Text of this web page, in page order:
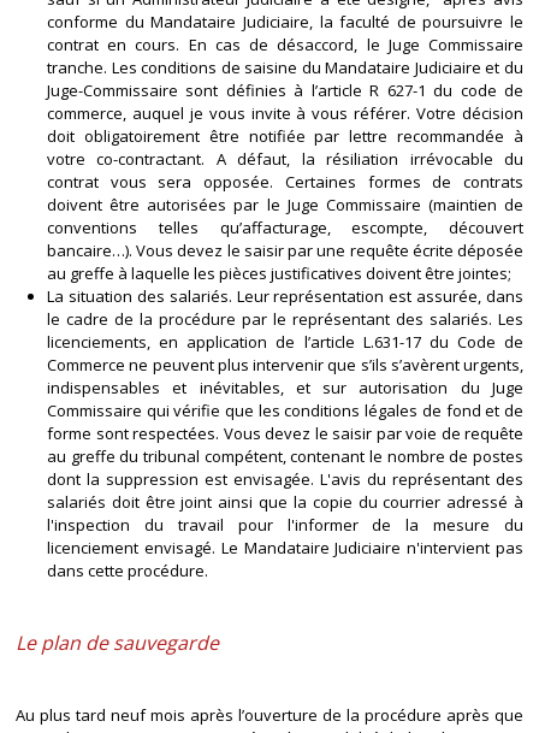
conforme du Mandataire Judiciaire, la faculté de poursuivre le
contrat en cours. En cas de désaccord, le Juge Commissaire
tranche. Les conditions de saisine du Mandataire Judiciaire et du
Juge-Commissaire sont définies à l’article R 627-1 du code de
commerce, auquel je vous invite à vous référer. Votre décision
doit obligatoirement être notifiée par lettre recommandée à
votre co-contractant. A défaut, la résiliation irrévocable du
contrat vous sera opposée. Certaines formes de contrats
doivent être autorisées par le Juge Commissaire (maintien de
conventions telles qu’affacturage, escompte, découvert
bancaire…). Vous devez le saisir par une requête écrite déposée
au greffe à laquelle les pièces justificatives doivent être jointes;
La situation des salariés. Leur représentation est assurée, dans
le cadre de la procédure par le représentant des salariés. Les
licenciements, en application de l’article L.631-17 du Code de
Commerce ne peuvent plus intervenir que s’ils s’avèrent urgents,
indispensables et inévitables, et sur autorisation du Juge
Commissaire qui vérifie que les conditions légales de fond et de
forme sont respectées. Vous devez le saisir par voie de requête
au greffe du tribunal compétent, contenant le nombre de postes
dont la suppression est envisagée. L'avis du représentant des
salariés doit être joint ainsi que la copie du courrier adressé à
l'inspection du travail pour l'informer de la mesure du
licenciement envisagé. Le Mandataire Judiciaire n'intervient pas
dans cette procédure.
Le plan de sauvegarde
Au plus tard neuf mois après l’ouverture de la procédure après que